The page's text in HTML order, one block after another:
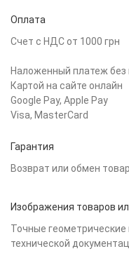
Оплата
Счет с НДС от 1000 грн
Наложенный платеж без
Картой на сайте онлайн
Google Pay, Apple Pay
Visa, MasterCard
Гарантия
Возврат или обмен
Изображения товаров
Точные
технической